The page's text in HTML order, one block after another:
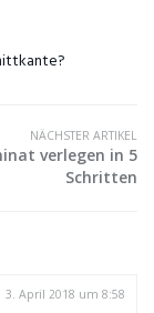
NÄCHSTER ARTIKEL
verlegen in 5
Schritten
3. April 2018 um 8:58